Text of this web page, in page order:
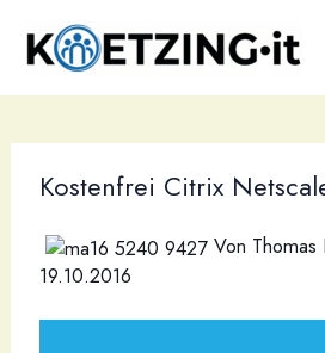
Inhalt
springen
Kostenfrei Citrix
Von Thomas
19.10.2016